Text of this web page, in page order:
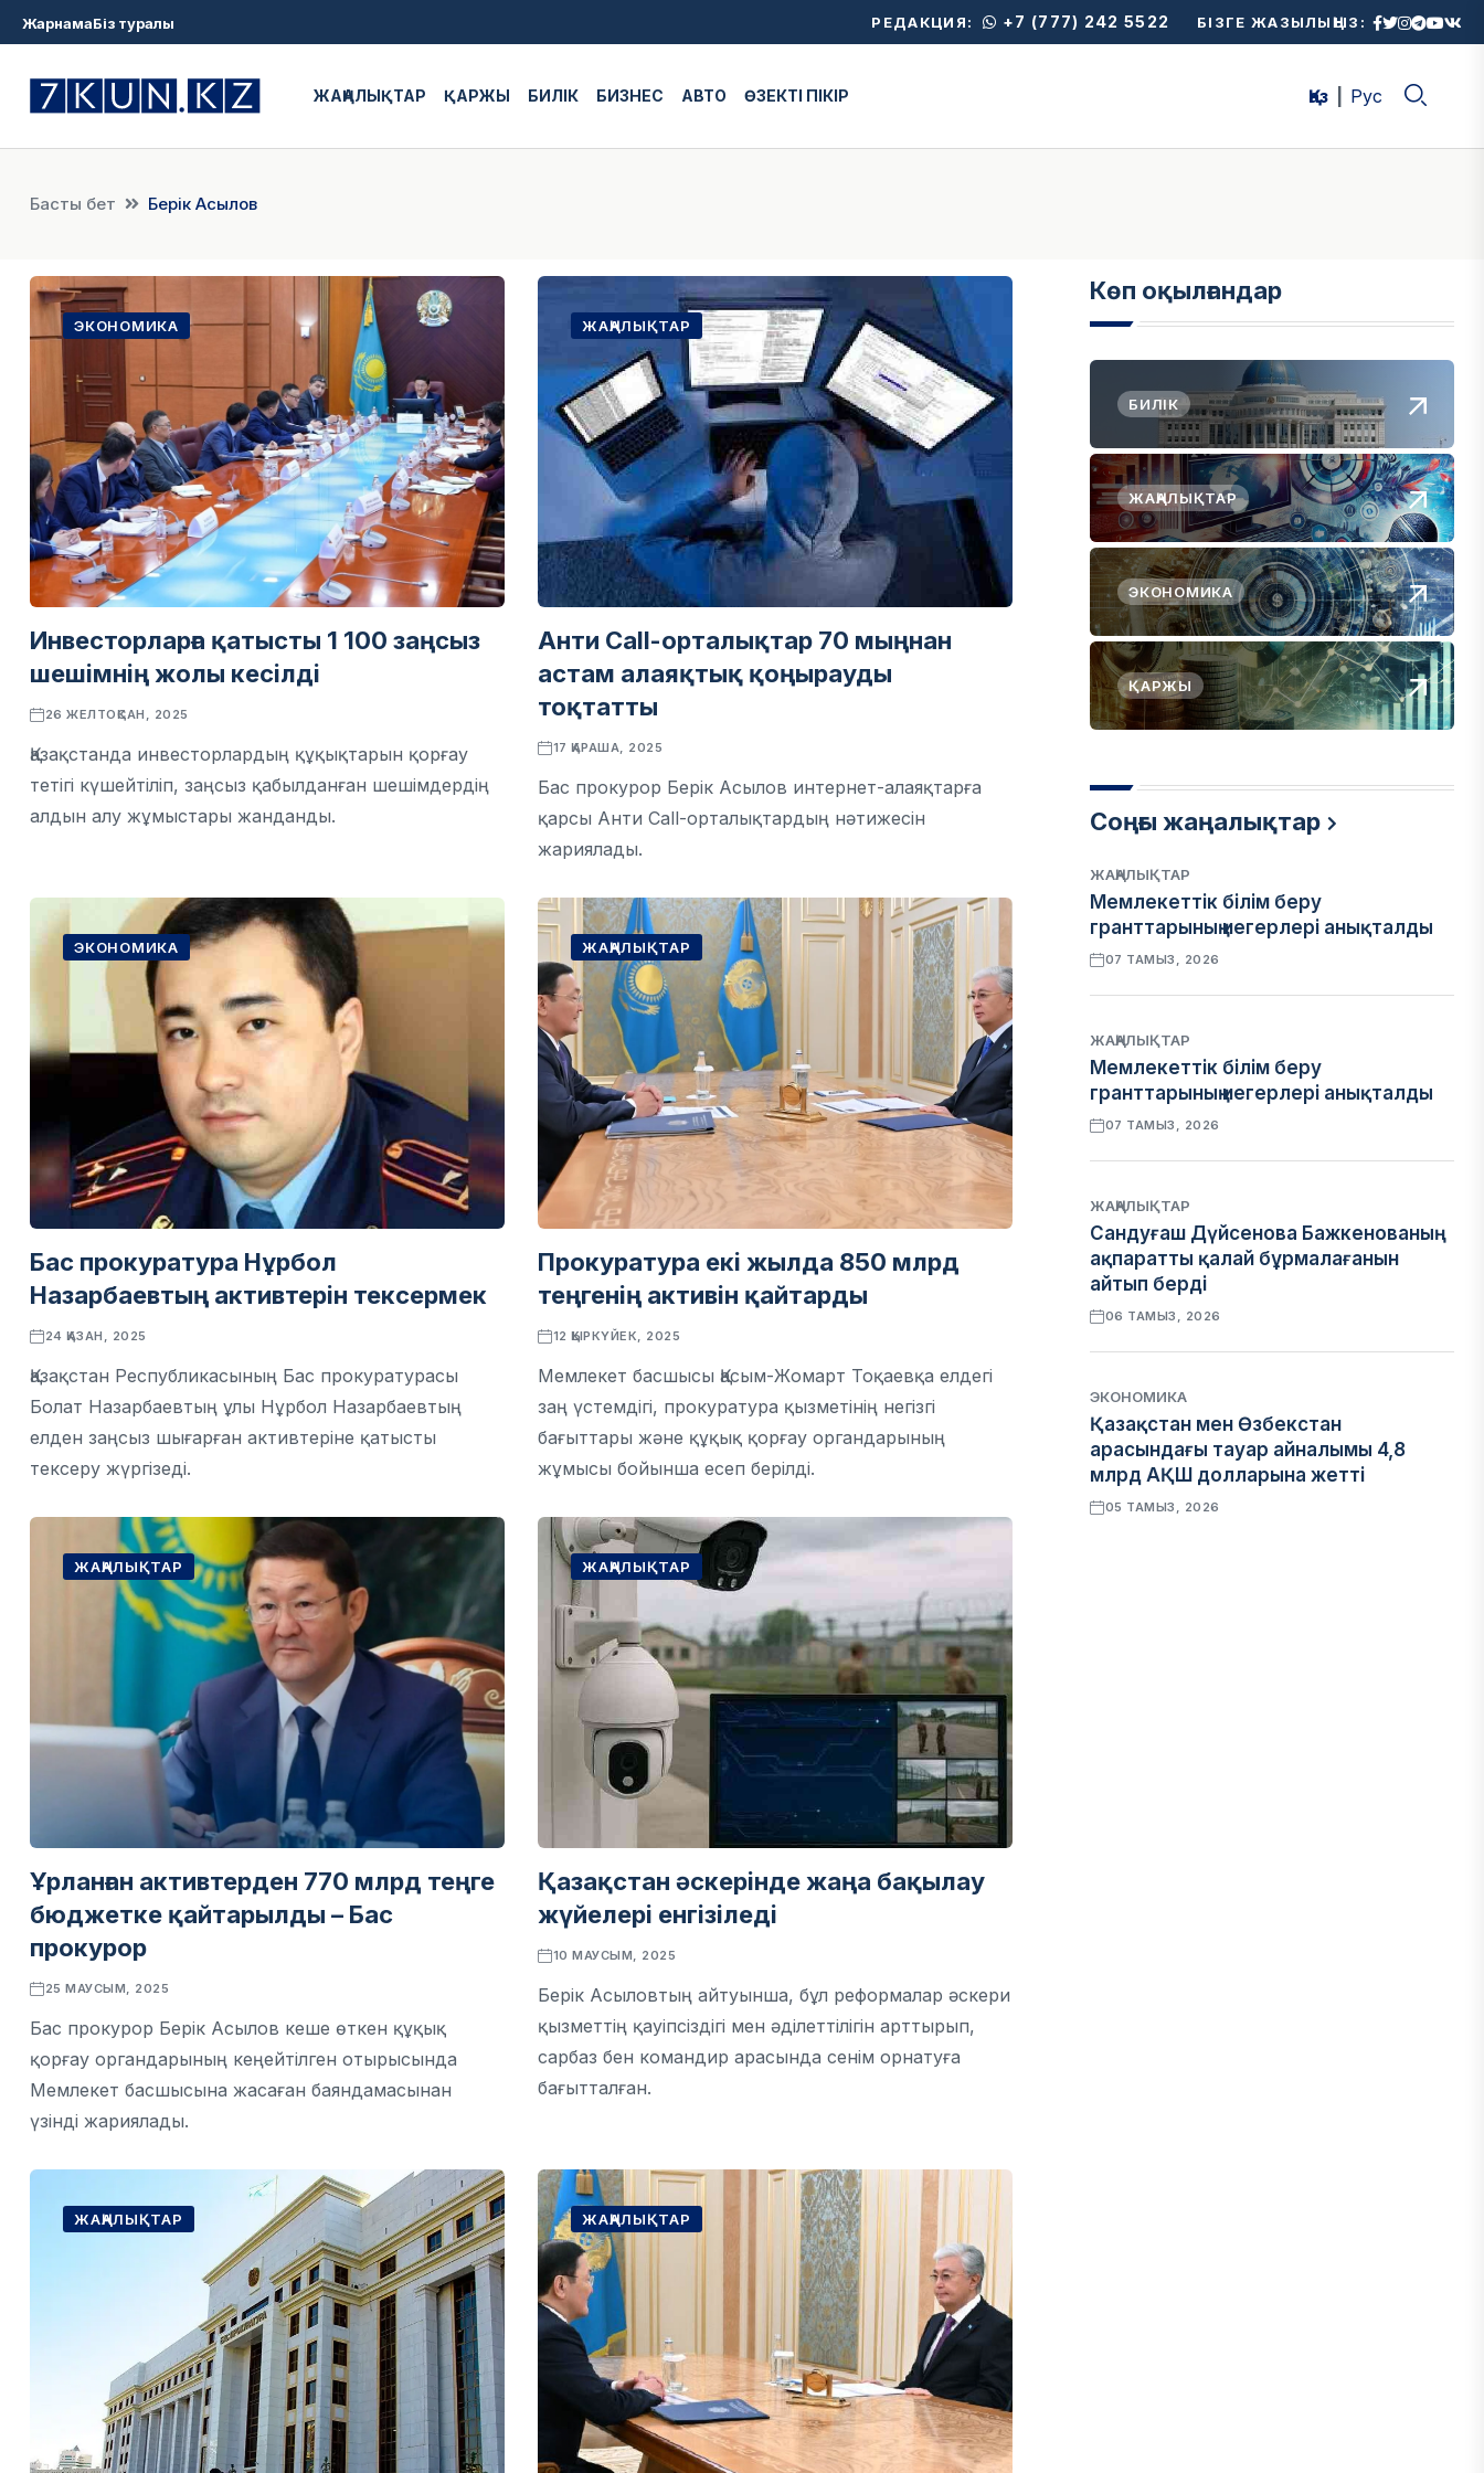
ЖарнамаБіз туралы РЕДАКЦИЯ: +7 (777) 242 5522 БІЗГЕ ЖАЗЫЛЫҢЫЗ:
ЖАҢАЛЫҚТАР ҚАРЖЫ БИЛІК БИЗНЕС АВТО ӨЗЕКТІ ПІКІР Қаз Рус
Басты бет Берік Асылов
ЭКОНОМИКА
Инвесторларға қатысты 1 100 заңсыз
шешімнің жолы кесілді
26 ЖЕЛТОҚСАН, 2025
Қазақстанда инвесторлардың құқықтарын қорғау
тетігі күшейтіліп, заңсыз қабылданған шешімдердің
алдын алу жұмыстары жанданды.
ЖАҢАЛЫҚТАР
Анти Call-орталықтар 70 мыңнан
астам алаяқтық қоңырауды
тоқтатты
17 ҚАРАША, 2025
Бас прокурор Берік Асылов интернет-алаяқтарға
қарсы Анти Call-орталықтардың нәтижесін
жариялады.
ЭКОНОМИКА
Бас прокуратура Нұрбол
Назарбаевтың активтерін тексермек
24 ҚАЗАН, 2025
Қазақстан Республикасының Бас прокуратурасы
Болат Назарбаевтың ұлы Нұрбол Назарбаевтың
елден заңсыз шығарған активтеріне қатысты
тексеру жүргізеді.
ЖАҢАЛЫҚТАР
Прокуратура екі жылда 850 млрд
теңгенің активін қайтарды
12 ҚЫРКҮЙЕК, 2025
Мемлекет басшысы Қасым-Жомарт Тоқаевқа елдегі
заң үстемдігі, прокуратура қызметінің негізгі
бағыттары және құқық қорғау органдарының
жұмысы бойынша есеп берілді.
ЖАҢАЛЫҚТАР
Ұрланған активтерден 770 млрд теңге
бюджетке қайтарылды – Бас
прокурор
25 МАУСЫМ, 2025
Бас прокурор Берік Асылов кеше өткен құқық
қорғау органдарының кеңейтілген отырысында
Мемлекет басшысына жасаған баяндамасынан
үзінді жариялады.
ЖАҢАЛЫҚТАР
Қазақстан әскерінде жаңа бақылау
жүйелері енгізіледі
10 МАУСЫМ, 2025
Берік Асыловтың айтуынша, бұл реформалар әскери
қызметтің қауіпсіздігі мен әділеттілігін арттырып,
сарбаз бен командир арасында сенім орнатуға
бағытталған.
ЖАҢАЛЫҚТАР ЖАҢАЛЫҚТАР
Көп оқылғандар
БИЛІК
ЖАҢАЛЫҚТАР
ЭКОНОМИКА
ҚАРЖЫ
Соңғы жаңалықтар
ЖАҢАЛЫҚТАР
Мемлекеттік білім беру
гранттарының иегерлері анықталды
07 ТАМЫЗ, 2026
ЖАҢАЛЫҚТАР
Мемлекеттік білім беру
гранттарының иегерлері анықталды
07 ТАМЫЗ, 2026
ЖАҢАЛЫҚТАР
Сандуғаш Дүйсенова Бажкенованың
ақпаратты қалай бұрмалағанын
айтып берді
06 ТАМЫЗ, 2026
ЭКОНОМИКА
Қазақстан мен Өзбекстан
арасындағы тауар айналымы 4,8
млрд АҚШ долларына жетті
05 ТАМЫЗ, 2026